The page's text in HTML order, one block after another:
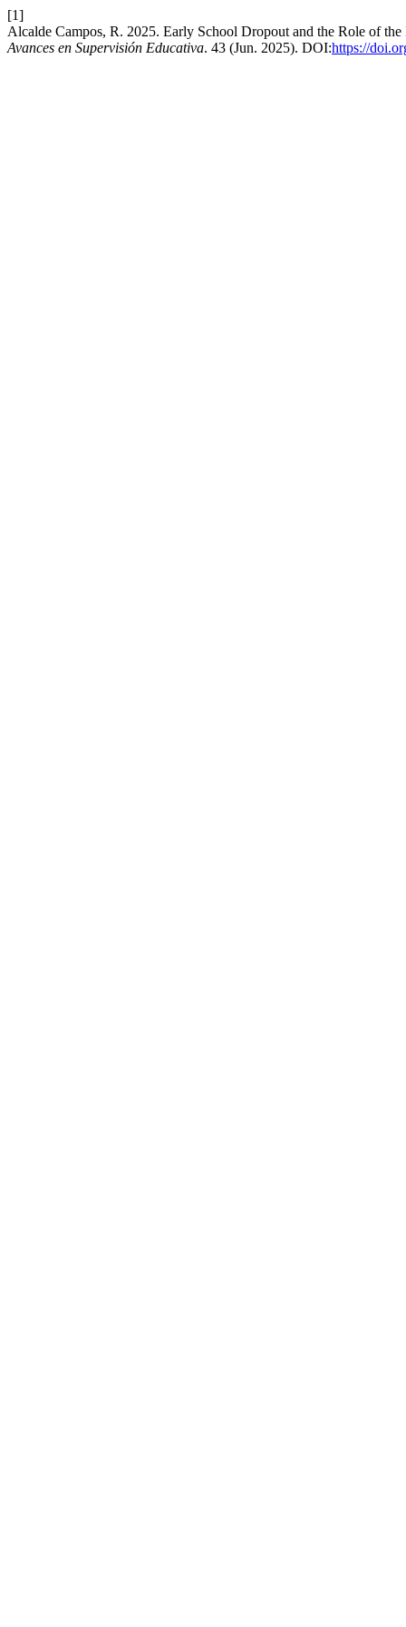
[1]
Alcalde Campos, R. 2025. Early School Dropout and the Role of
Avances en Supervisión Educativa. 43 (Jun. 2025). DOI:https://